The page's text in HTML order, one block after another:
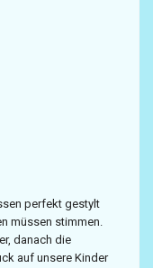
perfekt gestylt
müssen stimmen.
danach die
auf unsere Kinder